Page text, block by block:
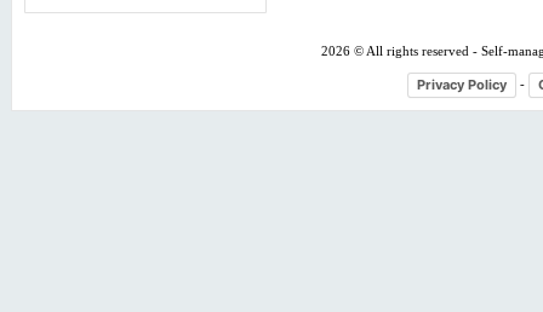
2026 © All rights reserved - Self-
Privacy Policy -